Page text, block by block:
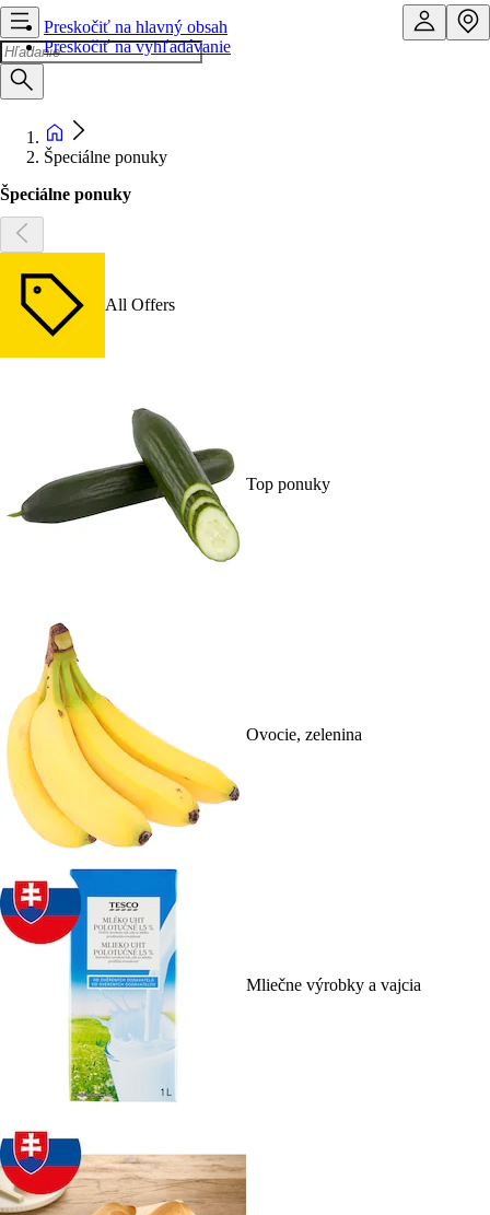
Preskočiť na hlavný obsah
Preskočiť na vyhľadávanie
Špeciálne ponuky
Špeciálne ponuky
All Offers
Top ponuky
Ovocie, zelenina
Mliečne výrobky a vajcia